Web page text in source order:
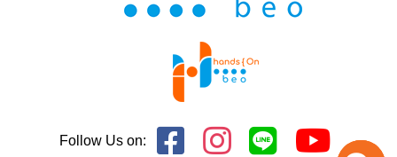
Follow Us on: